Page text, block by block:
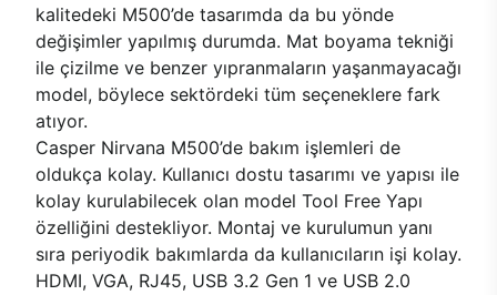
kalitedeki M500’de tasarımda da bu yönde
değişimler yapılmış durumda. Mat boyama tekniği
ile çizilme ve benzer yıpranmaların yaşanmayacağı
model, böylece sektördeki tüm seçeneklere fark
atıyor.
Casper Nirvana M500’de bakım işlemleri de
oldukça kolay. Kullanıcı dostu tasarımı ve yapısı ile
kolay kurulabilecek olan model Tool Free Yapı
özelliğini destekliyor. Montaj ve kurulumun yanı
sıra periyodik bakımlarda da kullanıcıların işi kolay.
HDMI, VGA, RJ45, USB 3.2 Gen 1 ve USB 2.0